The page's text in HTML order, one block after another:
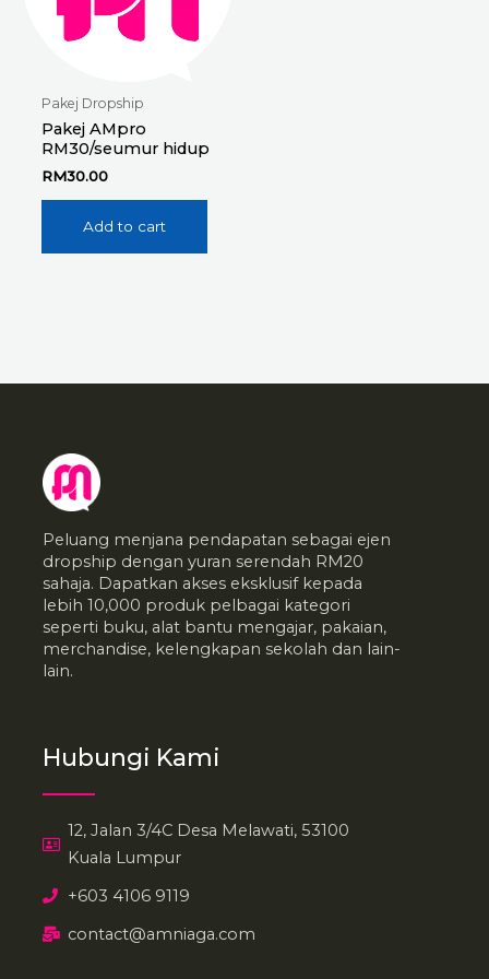
Pakej Dropship
Pakej AMpro
RM30/seumur hidup
RM30.00
Add to cart
Peluang menjana pendapatan sebagai ejen
dropship dengan yuran serendah RM20
sahaja. Dapatkan akses eksklusif kepada
lebih 10,000 produk pelbagai kategori
seperti buku, alat bantu mengajar, pakaian,
merchandise, kelengkapan sekolah dan lain-
lain.
Hubungi Kami
12, Jalan 3/4C Desa Melawati, 53100
Kuala Lumpur
+603 4106 9119
contact@amniaga.com